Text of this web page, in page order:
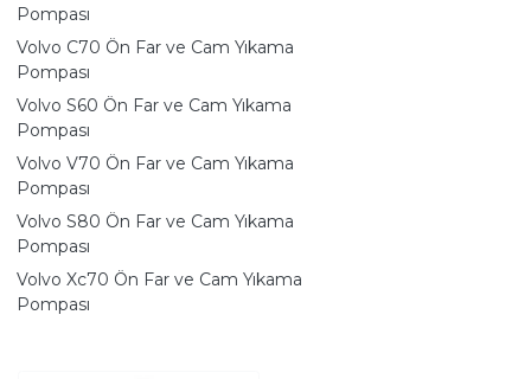
Pompası
Volvo C70 Ön Far ve Cam Yıkama
Pompası
Volvo S60 Ön Far ve Cam Yıkama
Pompası
Volvo V70 Ön Far ve Cam Yıkama
Pompası
Volvo S80 Ön Far ve Cam Yıkama
Pompası
Volvo Xc70 Ön Far ve Cam Yıkama
Pompası